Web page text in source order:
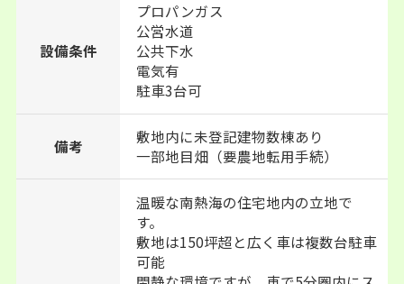
設備条件
プロパンガス
公営水道
公共下水
電気有
駐車3台可
備考
敷地内に未登記建物数棟あり
一部地目畑（要農地転用手続）
温暖な南熱海の住宅地内の立地で
す。
敷地は150坪超と広く車は複数台駐車
可能